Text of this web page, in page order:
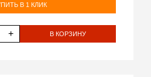
В 1 КЛИК
+ В КОРЗИНУ